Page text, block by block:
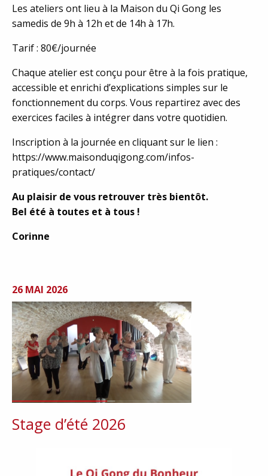
Les ateliers ont lieu à la Maison du Qi Gong les
samedis de 9h à 12h et de 14h à 17h.
Tarif : 80€/journée
Chaque atelier est conçu pour être à la fois pratique,
accessible et enrichi d’explications simples sur le
fonctionnement du corps. Vous repartirez avec des
exercices faciles à intégrer dans votre quotidien.
Inscription à la journée en cliquant sur le lien :
https://www.maisonduqigong.com/infos-
pratiques/contact/
Au plaisir de vous retrouver très bientôt.
Bel été à toutes et à tous !
Corinne
26 MAI 2026
Stage d’été 2026